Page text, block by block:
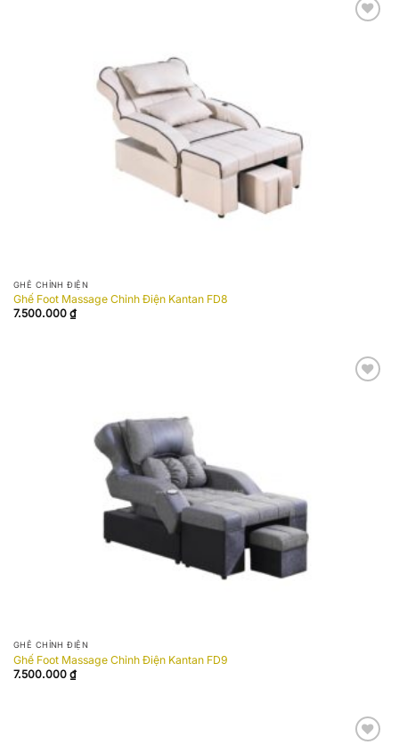
GHẾ CHỈNH ĐIỆN
Ghế Foot Massage Chỉnh Điện Kantan FD8
7.500.000 ₫
GHẾ CHỈNH ĐIỆN
Ghế Foot Massage Chỉnh Điện Kantan FD9
7.500.000 ₫